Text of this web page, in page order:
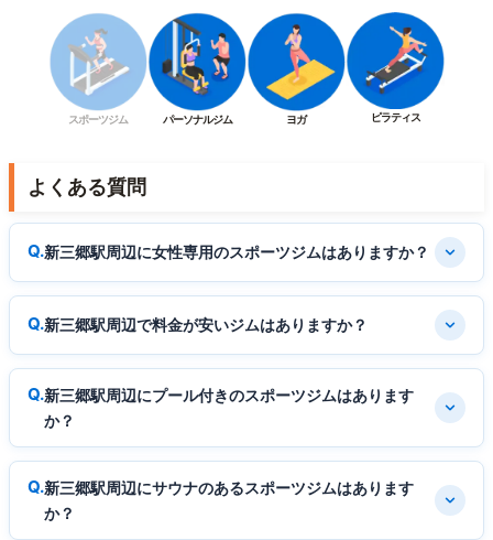
スポーツジム パーソナルジム ヨガ ピラティス
よくある質問
新三郷駅周辺に女性専用のスポーツジムはありますか？
新三郷駅周辺で料金が安いジムはありますか？
新三郷駅周辺にプール付きのスポーツジムはあります
か？
新三郷駅周辺にサウナのあるスポーツジムはあります
か？